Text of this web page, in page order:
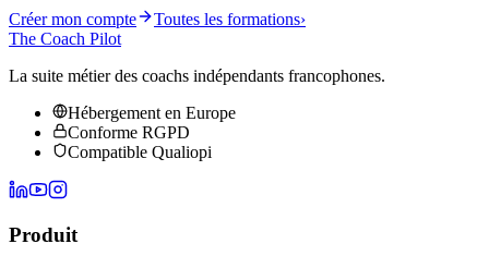
Créer mon compte Toutes les formations›
The Coach Pilot
La suite métier des coachs indépendants francophones.
Hébergement en Europe
Conforme RGPD
Compatible Qualiopi
Produit